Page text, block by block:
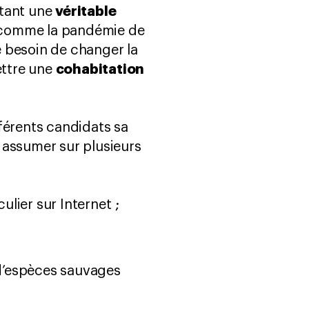
unevéritable
la pandémie de
de changer la
une cohabitation
candidats sa
sur plusieurs
sur Internet ;
sauvages